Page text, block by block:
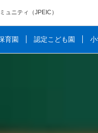
ュニティ （JPEIC）
育園 認定こども園